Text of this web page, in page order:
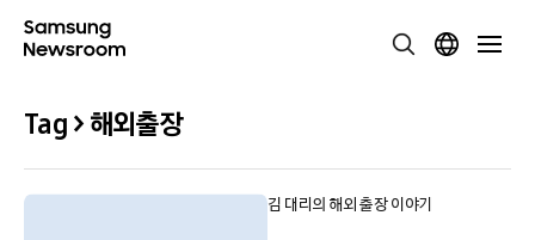
Tag > 해외출장
김 대리의 해외 출장 이야기